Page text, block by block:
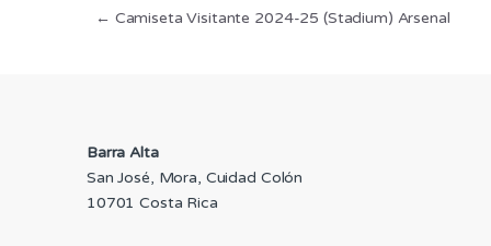
Navegación
← Camiseta Visitante 2024-25 (Stadium) Arsenal
Barra Alta
San José, Mora, Cuidad Colón
10701 Costa Rica